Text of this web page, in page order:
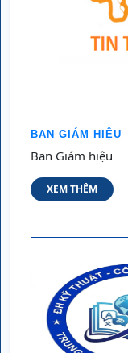
BAN GIÁM HIỆU
Ban Giám hiệu
XEM THÊM